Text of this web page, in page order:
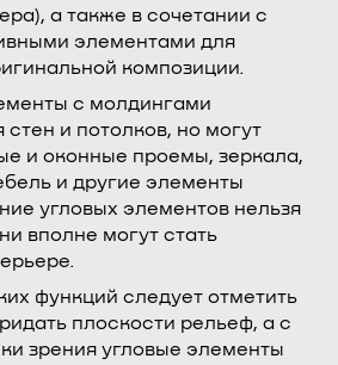
а также в сочетании с
элементами для
композиции.
с молдингами
стен и потолков, но могут
и оконные проемы, зеркала,
и другие элементы
угловых элементов нельзя
вполне могут стать
функций следует отметить
плоскости рельеф, а с
зрения угловые элементы